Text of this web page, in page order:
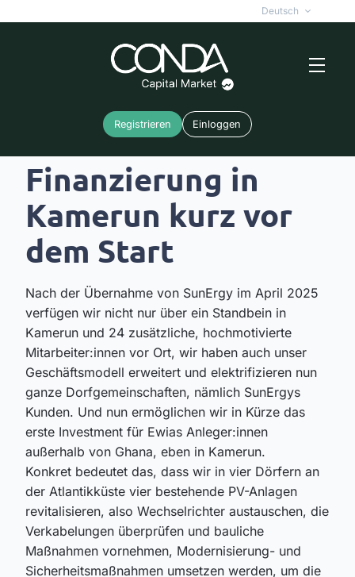
Deutsch
Registrieren Einloggen
Erste PV-
Finanzierung in
Kamerun kurz vor
dem Start
Nach der Übernahme von SunErgy im April 2025
verfügen wir nicht nur über ein Standbein in
Kamerun und 24 zusätzliche, hochmotivierte
Mitarbeiter:innen vor Ort, wir haben auch unser
Geschäftsmodell erweitert und elektrifizieren nun
ganze Dorfgemeinschaften, nämlich SunErgys
Kunden. Und nun ermöglichen wir in Kürze das
erste Investment für Ewias Anleger:innen
außerhalb von Ghana, eben in Kamerun.
Konkret bedeutet das, dass wir in vier Dörfern an
der Atlantikküste vier bestehende PV-Anlagen
revitalisieren, also Wechselrichter austauschen, die
Verkabelungen überprüfen und bauliche
Maßnahmen vornehmen, Modernisierung- und
Sicherheitsmaßnahmen umsetzen werden, um die